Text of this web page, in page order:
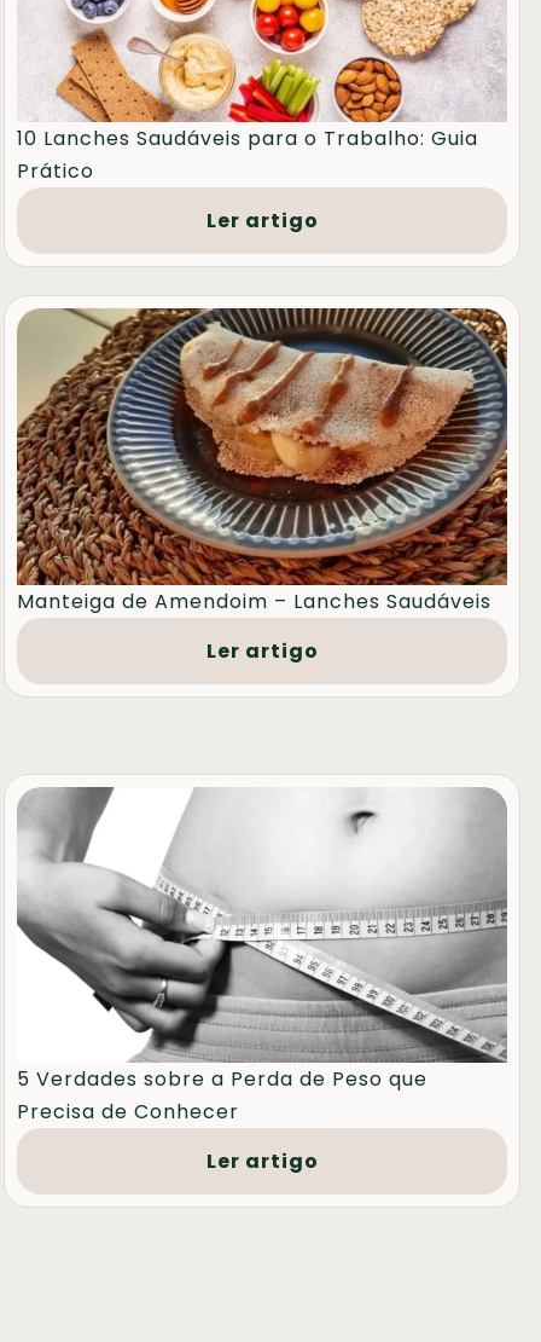
10 Lanches Saudáveis para o Trabalho: Guia
Prático
Ler artigo
Manteiga de Amendoim – Lanches Saudáveis
Ler artigo
5 Verdades sobre a Perda de Peso que
Precisa de Conhecer
Ler artigo